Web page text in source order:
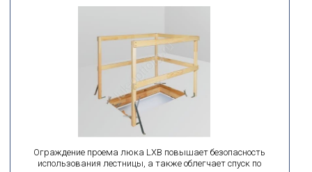
Ограждение проема люка LXB повышает безопасность
использования лестницы, а также облегчает спуск по